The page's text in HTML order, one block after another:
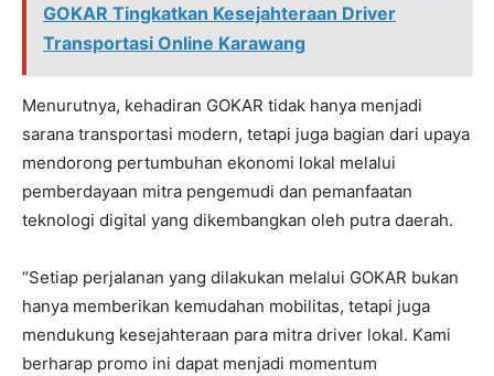
GOKAR Tingkatkan Kesejahteraan Driver
Transportasi Online Karawang
Menurutnya, kehadiran GOKAR tidak hanya menjadi
sarana transportasi modern, tetapi juga bagian dari upaya
mendorong pertumbuhan ekonomi lokal melalui
pemberdayaan mitra pengemudi dan pemanfaatan
teknologi digital yang dikembangkan oleh putra daerah.
“Setiap perjalanan yang dilakukan melalui GOKAR bukan
hanya memberikan kemudahan mobilitas, tetapi juga
mendukung kesejahteraan para mitra driver lokal. Kami
berharap promo ini dapat menjadi momentum